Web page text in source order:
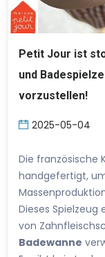
Petit Jour ist
und
vorzustellen!
2025-05-04
Die französische
handgefertigt,
Dieses Spielzeug
von
Badewanne